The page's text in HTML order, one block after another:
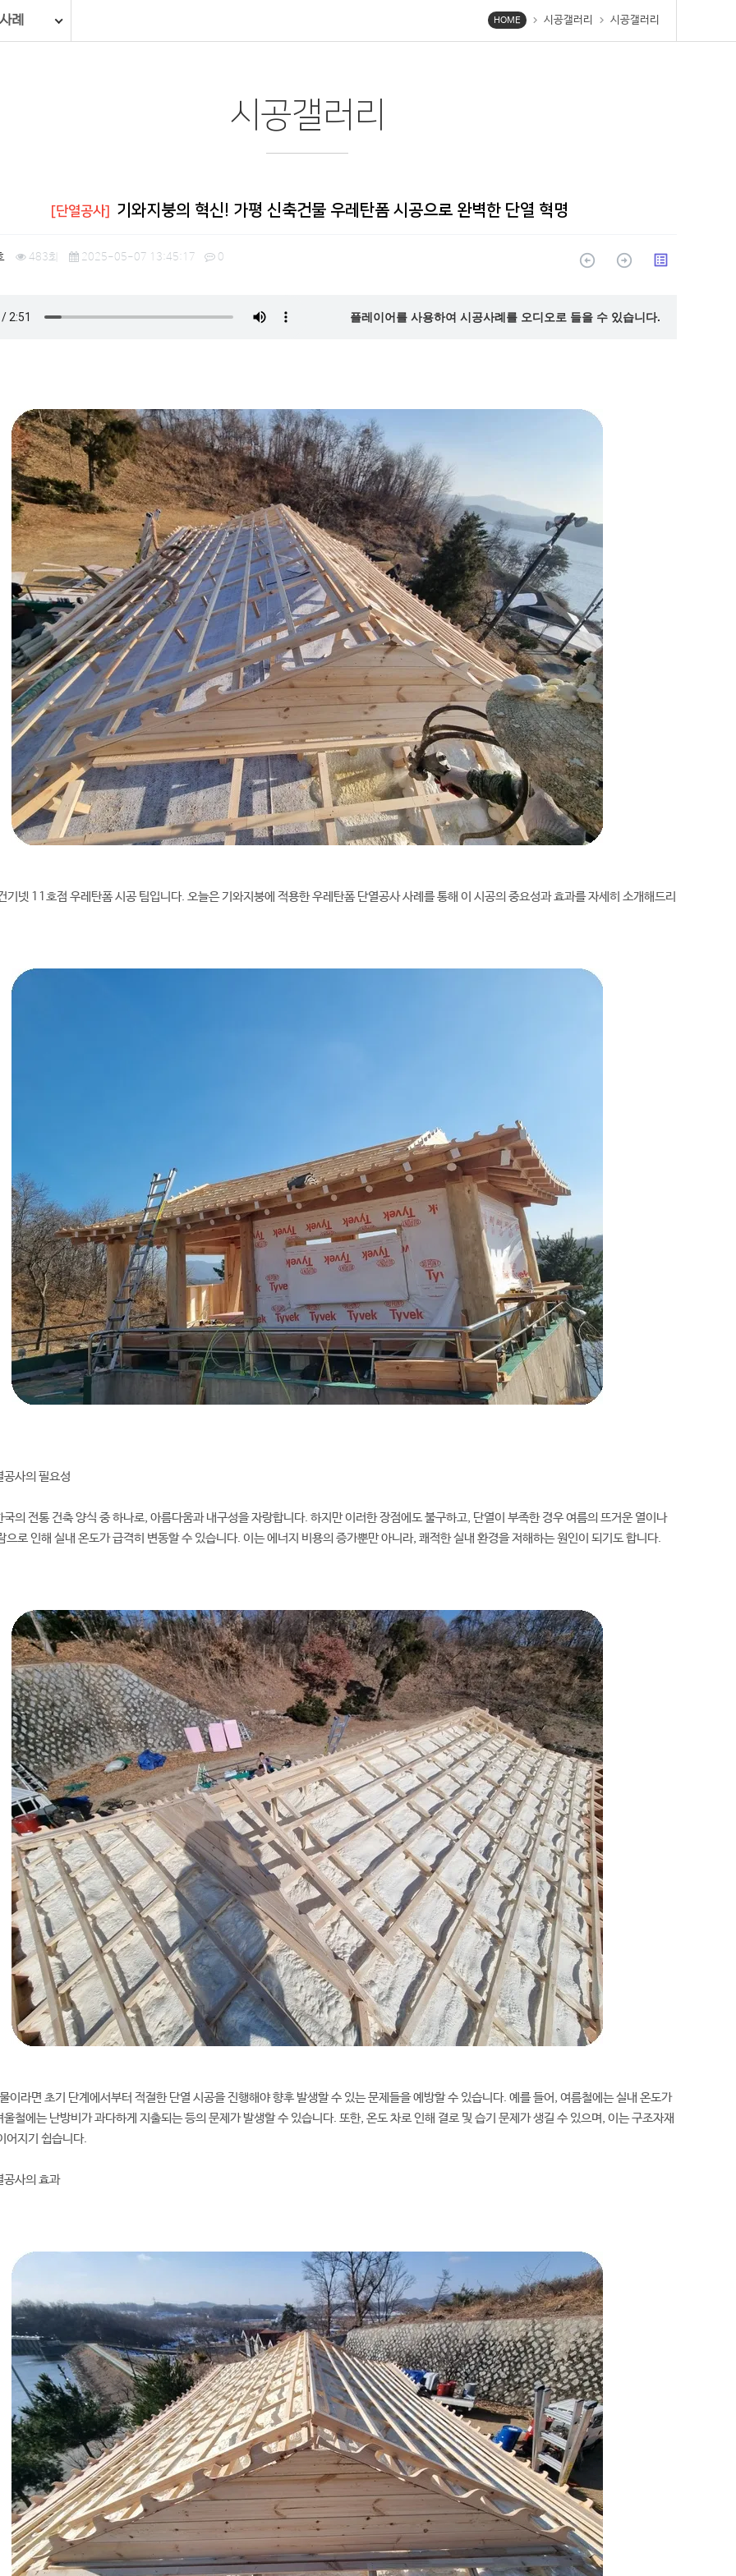
례 HOME chevron_right 시공갤러리 chevron_right 시공갤러리
시공갤러리
[단열공사] 기와지붕의 혁신! 가평 신축건물 우레탄폼 시공으로 완벽한 단열 혁명
483회 2025-05-07 13:45:17 0 arrow_circle_up arrow_circle_up list_alt
플레이어를 사용하여 시공사례를 오디오로 들을 수 있습니다.
기넷 11호점 우레탄폼 시공 팀입니다. 오늘은 기와지붕에 적용한 우레탄폼 단열공사 사례를 통해 이 시공의 중요성과 효과를 자세히 소개해드리
공사의 필요성
국의 전통 건축 양식 중 하나로, 아름다움과 내구성을 자랑합니다. 하지만 이러한 장점에도 불구하고, 단열이 부족한 경우 여름의 뜨거운 열이나
으로 인해 실내 온도가 급격히 변동할 수 있습니다. 이는 에너지 비용의 증가뿐만 아니라, 쾌적한 실내 환경을 저해하는 원인이 되기도 합니다.
이라면 초기 단계에서부터 적절한 단열 시공을 진행해야 향후 발생할 수 있는 문제들을 예방할 수 있습니다. 예를 들어, 여름철에는 실내 온도가
철에는 난방비가 과다하게 지출되는 등의 문제가 발생할 수 있습니다. 또한, 온도 차로 인해 결로 및 습기 문제가 생길 수 있으며, 이는 구조자재
어지기 쉽습니다.
공사의 효과